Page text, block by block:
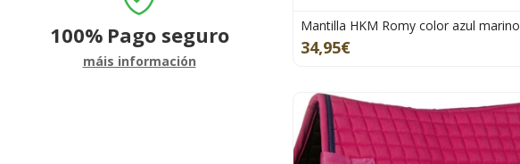
Mantilla HKM Romy color azul marino
34,95€
100% Pago seguro
máis información